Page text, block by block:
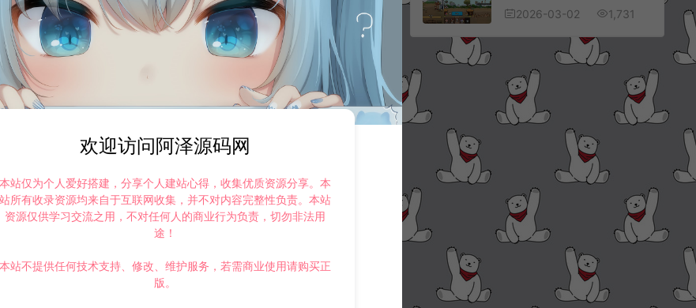
2026-03-02 1,731
欢迎访问阿泽源码网
本站仅为个人爱好搭建，分享个人建站心得，收集优质资源分享。本
站所有收录资源均来自于互联网收集，并不对内容完整性负责。本站
资源仅供学习交流之用，不对任何人的商业行为负责，切勿非法用
途！
本站不提供任何技术支持、修改、维护服务，若需商业使用请购买正
版。